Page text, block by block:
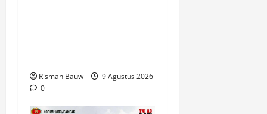
Risman Bauw
9 Agustus 2026
0